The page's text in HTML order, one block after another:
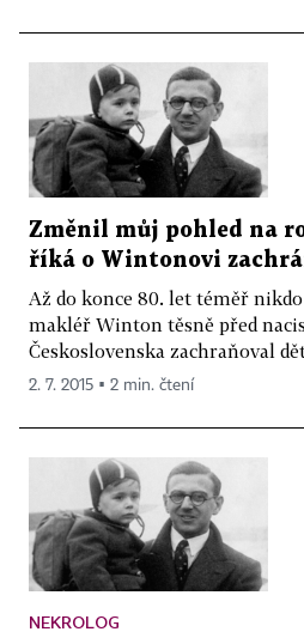
Změnil můj pohled na
říká o Wintonovi
Až do konce 80. let téměř
makléř Winton těsně před
Československa zachraňoval
2. 7. 2015 ▪ 2 min. čtení
NEKROLOG